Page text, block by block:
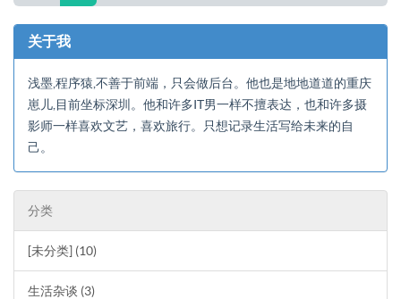
关于我
浅墨,程序猿,不善于前端，只会做后台。他也是地地道道的重庆
崽儿,目前坐标深圳。他和许多IT男一样不擅表达，也和许多摄
影师一样喜欢文艺，喜欢旅行。只想记录生活写给未来的自
己。
分类
[未分类] (10)
生活杂谈 (3)